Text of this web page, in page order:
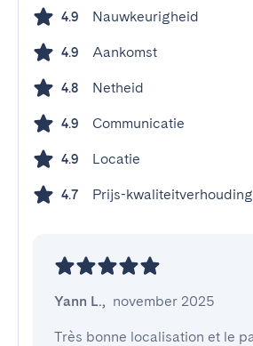
4.9 Nauwkeurigheid
4.9 Aankomst
4.8 Netheid
4.9 Communicatie
4.9 Locatie
4.7 Prijs-kwaliteitverhouding
Yann L., november 2025
Très bonne localisation et le